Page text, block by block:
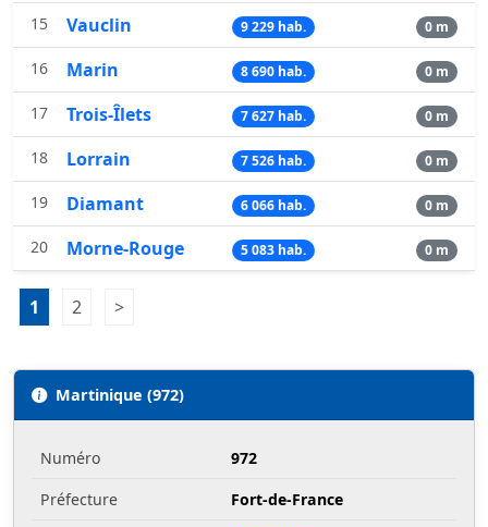
15 Vauclin 9 229 hab. 0 m
16 Marin 8 690 hab. 0 m
17 Trois-Îlets 7 627 hab. 0 m
18 Lorrain 7 526 hab. 0 m
19 Diamant 6 066 hab. 0 m
20 Morne-Rouge 5 083 hab. 0 m
Pagination:
1 Page 1
2 Page 2
>
Martinique (972)
Numéro
972
Préfecture
Fort-de-France